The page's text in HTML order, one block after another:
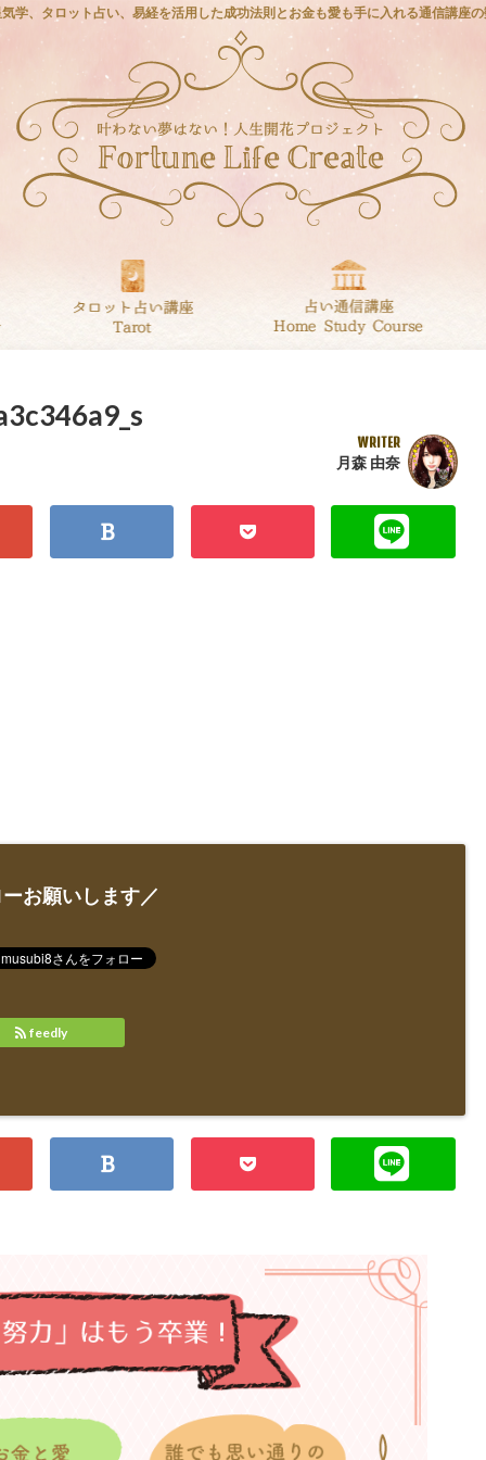
学、タロット占い、易経を活用した成功法則とお金も愛も手に入れる通信講座
WRITER
月森 由奈
お願いします／
feedly